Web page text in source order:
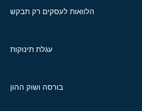
הלוואות לעסקים רק תבקש
עגלת תינוקות
בורסה ושוק ההון